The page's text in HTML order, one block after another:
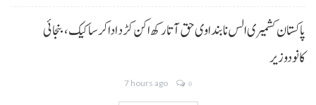
پاکستان کشمیری الس نا بنداوی حق آتا رکھ اکن کڑد ادا کرسا کیک ،بنجائی
کانودوزیر
7 hours ago 0